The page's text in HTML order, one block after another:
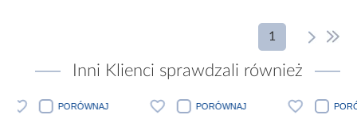
1
Inni Klienci sprawdzali również
PORÓWNAJ PORÓWNAJ